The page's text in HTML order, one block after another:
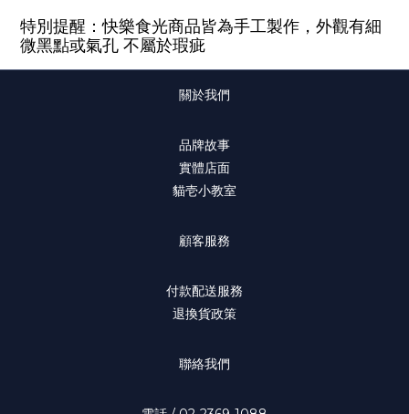
特別提醒：快樂食光商品皆為手工製作，外觀有細
微黑點或氣孔 不屬於瑕疵
關於我們
品牌故事
實體店面
貓壱小教室
顧客服務
付款配送服務
退換貨政策
聯絡我們